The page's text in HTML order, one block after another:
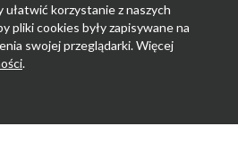
korzystanie z naszych
pliki cookies były zapisywane na
swojej przeglądarki. Więcej
.